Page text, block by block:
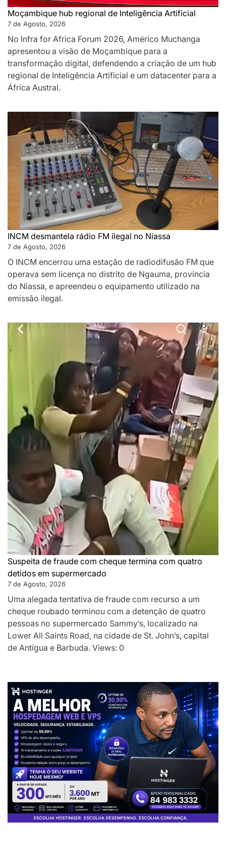
Moçambique hub regional de Inteligência Artificial
7 de Agosto, 2026
No Infra for Africa Forum 2026, Américo Muchanga
apresentou a visão de Moçambique para a
transformação digital, defendendo a criação de um hub
regional de Inteligência Artificial e um datacenter para a
África Austral.
INCM desmantela rádio FM ilegal no Niassa
7 de Agosto, 2026
O INCM encerrou uma estação de radiodifusão FM que
operava sem licença no distrito de Ngauma, província
do Niassa, e apreendeu o equipamento utilizado na
emissão ilegal.
Suspeita de fraude com cheque termina com quatro
detidos em supermercado
7 de Agosto, 2026
Uma alegada tentativa de fraude com recurso a um
cheque roubado terminou com a detenção de quatro
pessoas no supermercado Sammy’s, localizado na
Lower All Saints Road, na cidade de St. John’s, capital
de Antígua e Barbuda. Views: 0